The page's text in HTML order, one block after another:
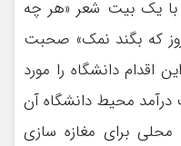
با یک بیت شعر «هر چه
که بگند نمک» صحبت
اقدام دانشگاه را مورد
درآمد محیط دانشگاه آن
محلی برای مغازه سازی